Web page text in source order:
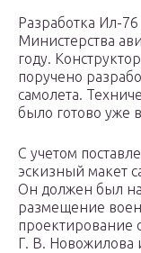
Разработка Ил-
Министерства
году.
поручено
самолета.
было готово уже
С учетом
эскизный макет
Он должен был
размещение
проектирование
Г. В.